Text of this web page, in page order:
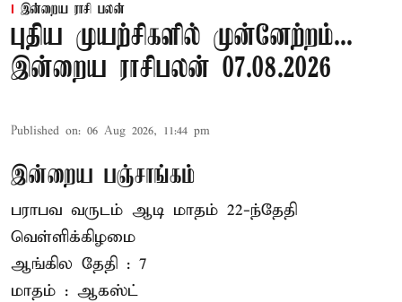
இன்றைய ராசி பலன்
புதிய முயற்சிகளில் முன்னேற்றம்...
இன்றைய ராசிபலன் 07.08.2026
Published on: 06 Aug 2026, 11:44 pm
இன்றைய பஞ்சாங்கம்
பராபவ வருடம் ஆடி மாதம் 22-ந்தேதி
வெள்ளிக்கிழமை
ஆங்கில தேதி : 7
மாதம் : ஆகஸ்ட்